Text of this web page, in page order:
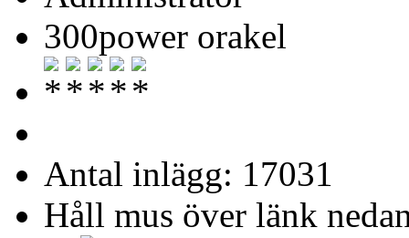
300power orakel
Antal inlägg: 17031
Håll mus över länk